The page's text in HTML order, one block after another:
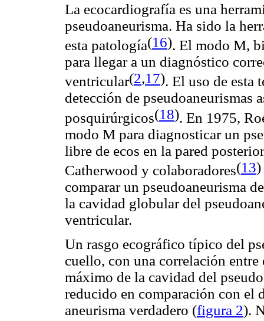
La ecocardiografía es una
pseudoaneurisma. Ha sido la
esta patología(16). El modo M,
para llegar a un diagnóstico
ventricular(2,17). El uso de esta
detección de pseudoaneurismas
posquirúrgicos(18). En 1975,
modo M para diagnosticar un
libre de ecos en la pared
Catherwood y colaboradores(13)
comparar un pseudoaneurisma
la cavidad globular del
ventricular.
Un rasgo ecográfico típico del
cuello, con una correlación
máximo de la cavidad del
reducido en comparación con el
aneurisma verdadero (figura 2).